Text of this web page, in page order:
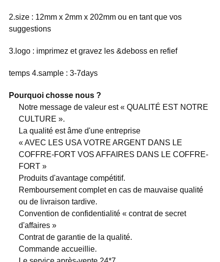
2.size : 12mm x 2mm x 202mm ou en tant que vos
suggestions
3.logo : imprimez et gravez les &deboss en refief
temps 4.sample : 3-7days
Pourquoi chosse nous ?
Notre message de valeur est « QUALITÉ EST NOTRE
CULTURE ».
La qualité est âme d'une entreprise
« AVEC LES USA VOTRE ARGENT DANS LE
COFFRE-FORT VOS AFFAIRES DANS LE COFFRE-
FORT »
Produits d'avantage compétitif.
Remboursement complet en cas de mauvaise qualité
ou de livraison tardive.
Convention de confidentialité « contrat de secret
d'affaires »
Contrat de garantie de la qualité.
Commande accueillie.